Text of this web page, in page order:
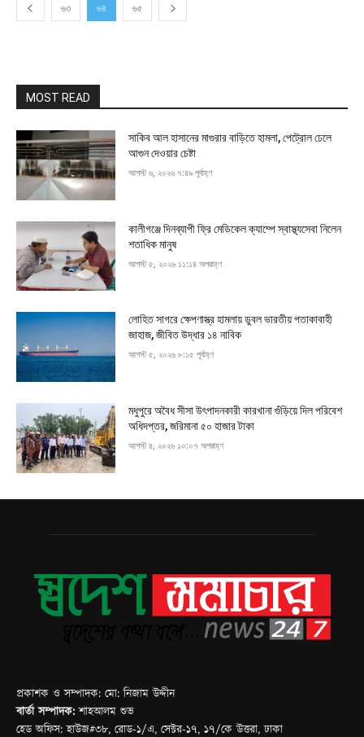
৬৩ ৬৪ ৬৫
MOST READ
সাকিব আল হাসানের মাগুরার বাড়িতে হামলা, পেট্রোল ঢেলে
আগুন দেওয়ার চেষ্টা
আগস্ট ৬, ২০২৬ ৭:৪৯ পূর্বাহ্ণ
কালীগঞ্জে দিনব্যাপী ফ্রি মেডিকেল ক্যাম্পে স্বাস্থ্যসেবা নিলেন
শতাধিক মানুষ
আগস্ট ৫, ২০২৬ ১১:১৪ অপরাহ্ণ
লোহিত সাগরে ক্ষেপণাস্ত্র হামলায় ডুবল ভারতীয় পতাকাবাহী
জাহাজ, জীবিত উদ্ধার ১৪ নাবিক
আগস্ট ৫, ২০২৬ ৮:১৫ পূর্বাহ্ণ
মধুপুরে অবৈধ সীসা উৎপাদনকারী কারখানা গুঁড়িয়ে দিল পরিবেশ
অধিদপ্তর, জরিমানা ৫০ হাজার টাকা
আগস্ট ৪, ২০২৬ ১০:০৭ অপরাহ্ণ
প্রকাশক ও সম্পাদক: মো: নিজাম উদ্দীন
বার্তা সম্পাদক: শাহআলম শুভ
হেড অফিস: হাউজ#৩৮, রোড-১/এ, সেক্টর-১৭, ১৭/কে উত্তরা, ঢাকা